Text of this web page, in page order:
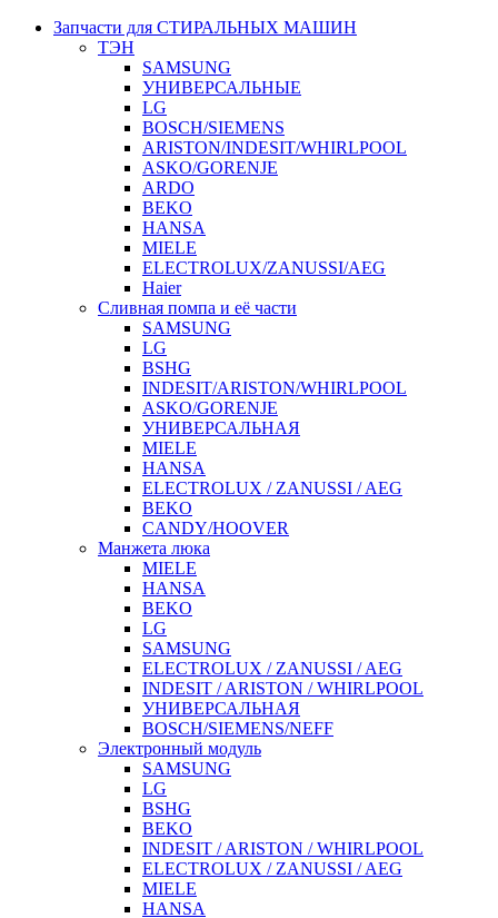
Запчасти для СТИРАЛЬНЫХ МАШИН
ТЭН
SAMSUNG
УНИВЕРСАЛЬНЫЕ
LG
BOSCH/SIEMENS
ARISTON/INDESIT/WHIRLPOOL
ASKO/GORENJE
ARDO
BEKO
HANSA
MIELE
ELECTROLUX/ZANUSSI/AEG
Haier
Сливная помпа и её части
SAMSUNG
LG
BSHG
INDESIT/ARISTON/WHIRLPOOL
ASKO/GORENJE
УНИВЕРСАЛЬНАЯ
MIELE
HANSA
ELECTROLUX / ZANUSSI / AEG
BEKO
CANDY/HOOVER
Манжета люка
MIELE
HANSA
BEKO
LG
SAMSUNG
ELECTROLUX / ZANUSSI / AEG
INDESIT / ARISTON / WHIRLPOOL
УНИВЕРСАЛЬНАЯ
BOSCH/SIEMENS/NEFF
Электронный модуль
SAMSUNG
LG
BSHG
BEKO
INDESIT / ARISTON / WHIRLPOOL
ELECTROLUX / ZANUSSI / AEG
MIELE
HANSA